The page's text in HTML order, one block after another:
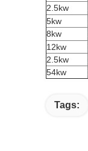
2.5kw
5kw
8kw
12kw
2.5kw
54kw
Tags: